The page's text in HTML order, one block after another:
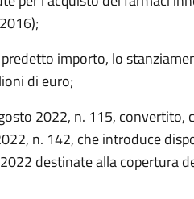
importo, lo
di euro;
2022, n. 115, convertito,
n. 142, che introduce
destinate alla copertura